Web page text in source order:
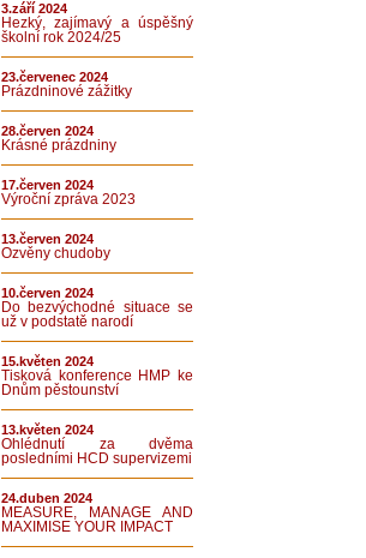
3.září 2024
Hezký, zajímavý a úspěšný
školní rok 2024/25
23.červenec 2024
Prázdninové zážitky
28.červen 2024
Krásné prázdniny
17.červen 2024
Výroční zpráva 2023
13.červen 2024
Ozvěny chudoby
10.červen 2024
Do bezvýchodné situace se
už v podstatě narodí
15.květen 2024
Tisková konference HMP ke
Dnům pěstounství
13.květen 2024
Ohlédnutí za dvěma
posledními HCD supervizemi
24.duben 2024
MEASURE, MANAGE AND
MAXIMISE YOUR IMPACT